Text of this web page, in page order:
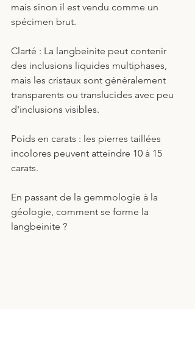
mais sinon il est vendu comme un
spécimen brut.
Clarté : La langbeinite peut contenir
des inclusions liquides multiphases,
mais les cristaux sont généralement
transparents ou translucides avec peu
d'inclusions visibles.
Poids en carats : les pierres taillées
incolores peuvent atteindre 10 à 15
carats.
En passant de la gemmologie à la
géologie, comment se forme la
langbeinite ?